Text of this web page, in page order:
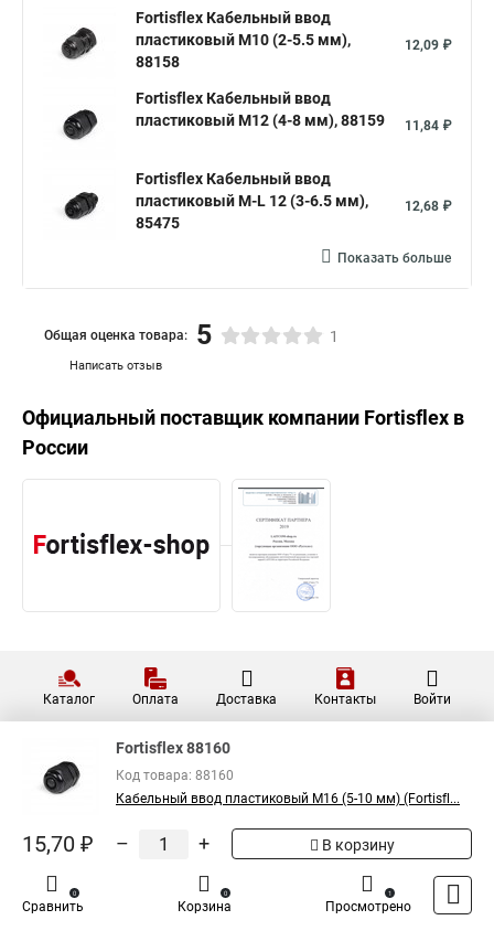
Fortisflex Кабельный ввод
пластиковый М10 (2-5.5 мм),
88158
12,09 ₽
Fortisflex Кабельный ввод
пластиковый М12 (4-8 мм), 88159
11,84 ₽
Fortisflex Кабельный ввод
пластиковый M-L 12 (3-6.5 мм),
85475
12,68 ₽
Показать больше
Написать отзыв
Общая оценка товара: 5 1
Официальный поставщик компании Fortisflex в
России
Каталог Оплата Доставка Контакты Войти
Fortisflex 88160
Код товара: 88160
Кабельный ввод пластиковый М16 (5-10 мм) (Fortisfl...
15,70 ₽ – + В корзину
Сравнить
0
Корзина
0
Просмотрено
1